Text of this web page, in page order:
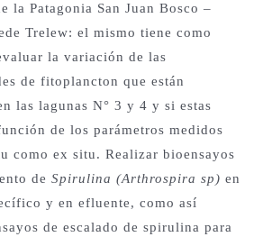
la Patagonia San Juan Bosco –
Trelew: el mismo tiene como
la variación de las
de fitoplancton que están
las lagunas N° 3 y 4 y si estas
de los parámetros medidos
como ex situ. Realizar bioensayos
de Spirulina (Arthrospira sp) en
y en efluente, como así
de escalado de spirulina para